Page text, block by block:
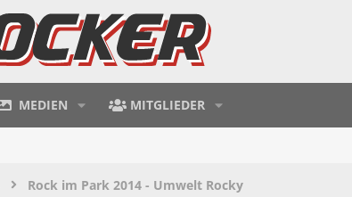
MEDIEN MITGLIEDER
Rock im Park 2014 - Umwelt Rocky